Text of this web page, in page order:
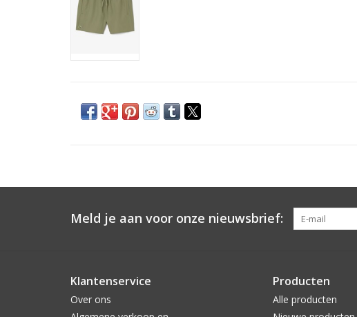
Meld je aan voor onze nieuwsbrief:
Klantenservice
Over ons
Producten
Alle producten